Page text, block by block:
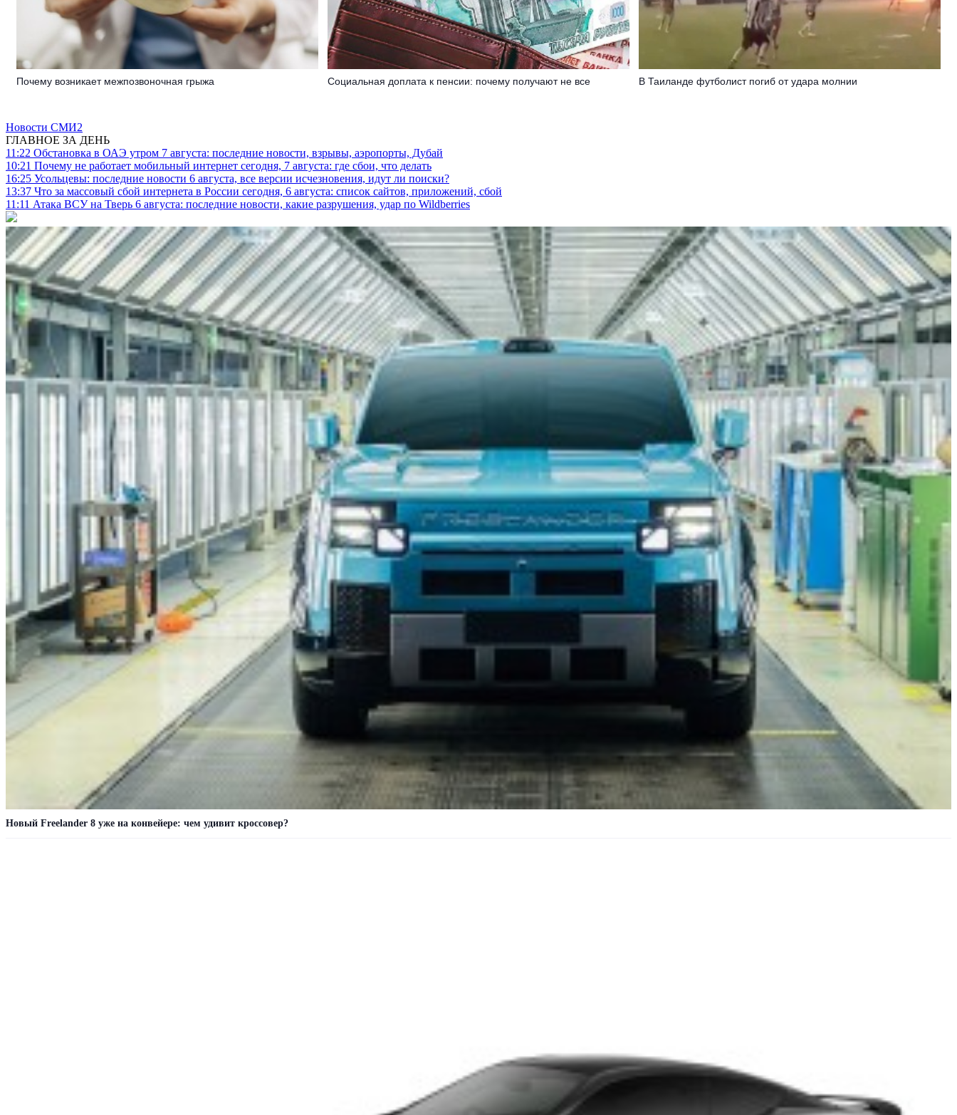
Почему возникает межпозвоночная грыжа Социальная доплата к пенсии: почему получают не все В Таиланде футболист погиб от удара молнии
Новости СМИ2
ГЛАВНОЕ ЗА ДЕНЬ
11:22 Обстановка в ОАЭ утром 7 августа: последние новости, взрывы, аэропорты, Дубай
10:21 Почему не работает мобильный интернет сегодня, 7 августа: где сбои, что делать
16:25 Усольцевы: последние новости 6 августа, все версии исчезновения, идут ли поиски?
13:37 Что за массовый сбой интернета в России сегодня, 6 августа: список сайтов, приложений, сбой
11:11 Атака ВСУ на Тверь 6 августа: последние новости, какие разрушения, удар по Wildberries
Новый Freelander 8 уже на конвейере: чем удивит кроссовер?